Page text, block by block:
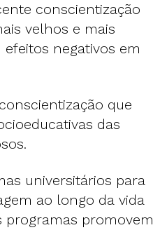
conscientização
velhos e mais
negativos em
que
das
universitários para
ao longo da vida
programas promovem